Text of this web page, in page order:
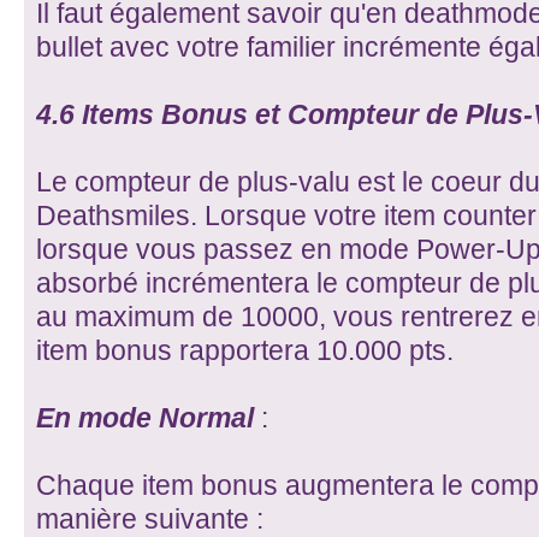
Il faut également savoir qu'en
bullet avec votre familier incrémente
4.6 Items Bonus et Compteur de Plus-
Le compteur de plus-valu est le coeur
Deathsmiles. Lorsque votre item
lorsque vous passez en mode Power-
absorbé incrémentera le compteur de
au maximum de 10000, vous rentrerez
item bonus rapportera 10.000 pts.
En mode Normal :
Chaque item bonus augmentera le
manière suivante :